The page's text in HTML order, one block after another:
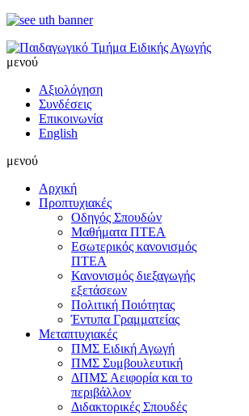
μενού
Αξιολόγηση
Συνδέσεις
Επικοινωνία
English
μενού
Αρχική
Προπτυχιακές
Οδηγός Σπουδών
Μαθήματα ΠΤΕΑ
Εσωτερικός κανονισμός
ΠΤΕΑ
Κανονισμός διεξαγωγής
εξετάσεων
Πολιτική Ποιότητας
Έντυπα Γραμματείας
Μεταπτυχιακές
ΠΜΣ Ειδική Αγωγή
ΠΜΣ Συμβουλευτική
ΔΠΜΣ Αειφορία και το
περιβάλλον
Διδακτορικές Σπουδές